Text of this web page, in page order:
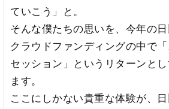
ていこう」と。
そんな僕たちの思いを、今年の日
クラウドファンディングの中で
セッション」というリターンと
ます。
ここにしかない貴重な体験が、